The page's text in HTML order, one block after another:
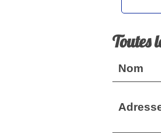
Toutes
Nom